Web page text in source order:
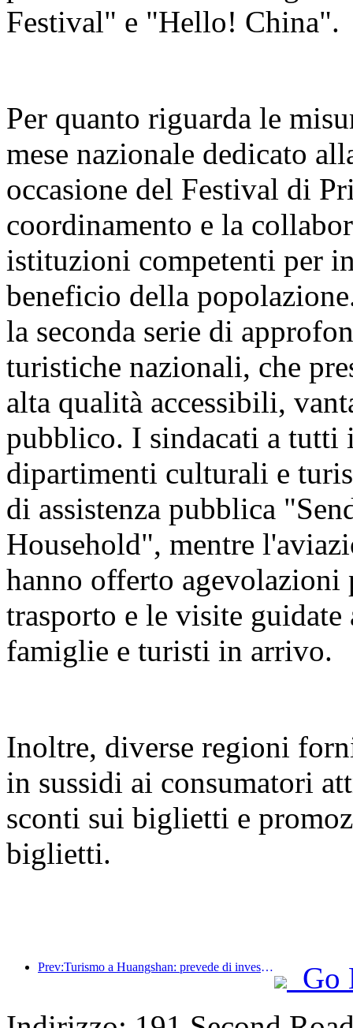
Festival" e "Hello! China".
Per quanto riguarda le
mese nazionale dedicato
occasione del Festival di
coordinamento e la
istituzioni competenti per
beneficio della
la seconda serie di
turistiche nazionali, che
alta qualità accessibili,
pubblico. I sindacati a
dipartimenti culturali e
di assistenza pubblica
Household", mentre
hanno offerto
trasporto e le visite
famiglie e turisti in arrivo.
Inoltre, diverse regioni
in sussidi ai consumatori
sconti sui biglietti e
biglietti.
Prev:Turismo a Huangshan: prevede di investire 530 milioni di yuan nella ristrutturazione degli hotel
Go